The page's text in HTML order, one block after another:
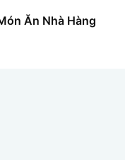
Ăn Nhà Hàng